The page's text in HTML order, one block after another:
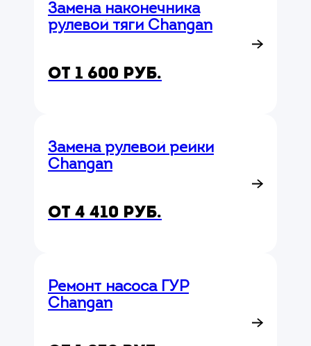
Замена наконечника
рулевой тяги Changan
от 1 600 руб.
Замена рулевой рейки
Changan
от 4 410 руб.
Ремонт насоса ГУР
Changan